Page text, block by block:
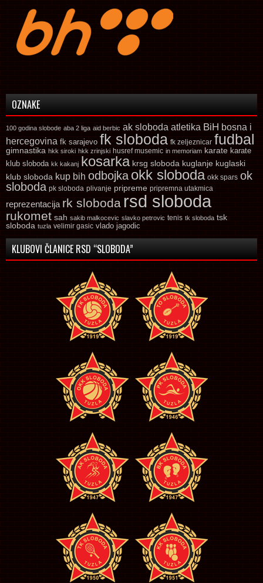
OZNAKE
100 godina slobode aba 2 liga aid berbic ak sloboda atletika BiH bosna i
hercegovina fk sarajevo fk sloboda fk zeljeznicar fudbal
gimnastika hkk siroki hkk zrinjski husref musemic in memoriam karate karate
klub sloboda kk kakanj kosarka krsg sloboda kuglanje kuglaski
klub sloboda kup bih odbojka okk sloboda okk spars ok
sloboda pk sloboda plivanje pripreme pripremna utakmica
reprezentacija rk sloboda rsd sloboda
rukomet sah sakib malkocevic slavko petrovic tenis tk sloboda tsk
sloboda tuzla velimir gasic vlado jagodic
KLUBOVI ČLANICE RSD “SLOBODA”